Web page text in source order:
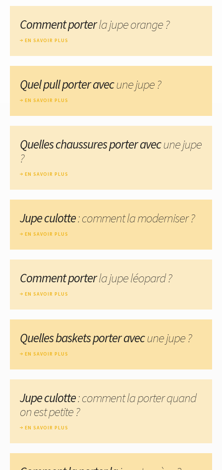
Comment porterla jupe orange ?
EN SAVOIR PLUS
Quel pull porter avecune jupe ?
EN SAVOIR PLUS
Quelles chaussures porter avecune jupe
?
EN SAVOIR PLUS
Jupe culotte: comment la moderniser ?
EN SAVOIR PLUS
Comment porterla jupe léopard ?
EN SAVOIR PLUS
Quelles baskets porter avecune jupe ?
EN SAVOIR PLUS
Jupe culotte: comment la porter quand
on est petite ?
EN SAVOIR PLUS